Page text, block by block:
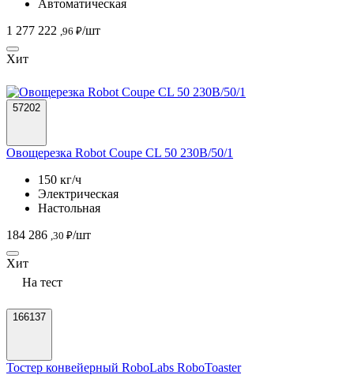
Автоматическая
1 277 222 ,96 ₽/шт
Хит
57202
Овощерезка Robot Coupe CL 50 230B/50/1
150 кг/ч
Электрическая
Настольная
184 286 ,30 ₽/шт
Хит
На тест
166137
Тостер конвейерный RoboLabs RoboToaster